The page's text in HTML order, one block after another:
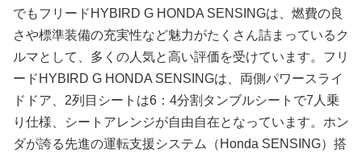
でもフリードHYBIRD G HONDA SENSINGは、燃費の良
さや標準装備の充実性など魅力がたくさん詰まっているク
ルマとして、多くの人気と高い評価を受けています。フリ
ードHYBIRD G HONDA SENSINGは、両側パワースライ
ドドア、2列目シートは6：4分割タンブルシートで7人乗
り仕様、シートアレンジが自由自在となっています。ホン
ダが誇る先進の運転支援システム（Honda SENSING）搭